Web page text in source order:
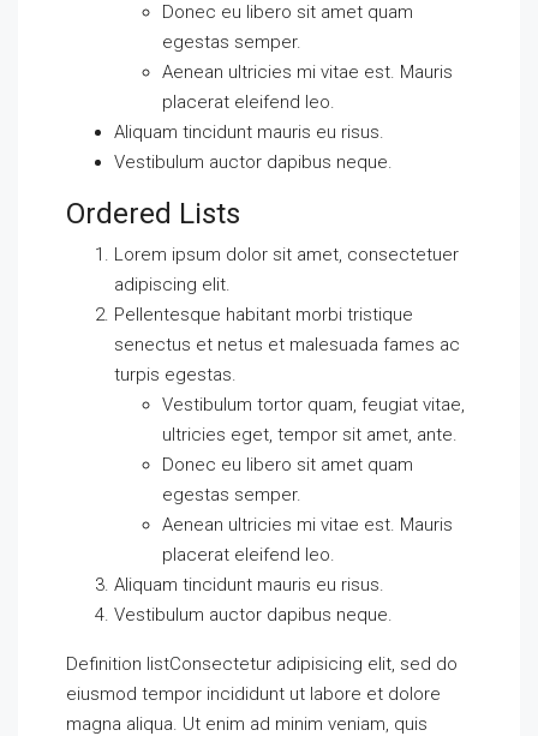
Donec eu libero sit amet quam
egestas semper.
Aenean ultricies mi vitae est. Mauris
placerat eleifend leo.
Aliquam tincidunt mauris eu risus.
Vestibulum auctor dapibus neque.
Ordered Lists
Lorem ipsum dolor sit amet, consectetuer
adipiscing elit.
Pellentesque habitant morbi tristique
senectus et netus et malesuada fames ac
turpis egestas.
Vestibulum tortor quam, feugiat vitae,
ultricies eget, tempor sit amet, ante.
Donec eu libero sit amet quam
egestas semper.
Aenean ultricies mi vitae est. Mauris
placerat eleifend leo.
Aliquam tincidunt mauris eu risus.
Vestibulum auctor dapibus neque.
Definition listConsectetur adipisicing elit, sed do
eiusmod tempor incididunt ut labore et dolore
magna aliqua. Ut enim ad minim veniam, quis